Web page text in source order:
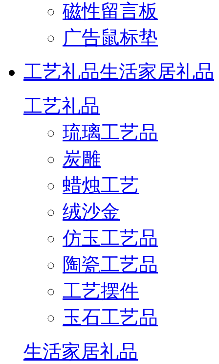
磁性留言板
广告鼠标垫
工艺礼品生活家居礼品
工艺礼品
琉璃工艺品
炭雕
蜡烛工艺
绒沙金
仿玉工艺品
陶瓷工艺品
工艺摆件
玉石工艺品
生活家居礼品